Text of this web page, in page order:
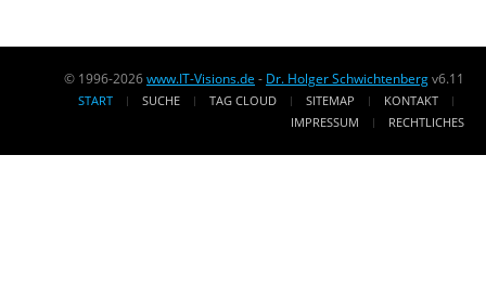
© 1996-2026www.IT-Visions.de - Dr. Holger Schwichtenbergv6.11
START SUCHE TAG CLOUD SITEMAP
KONTAKT
IMPRESSUM
RECHTLICHES